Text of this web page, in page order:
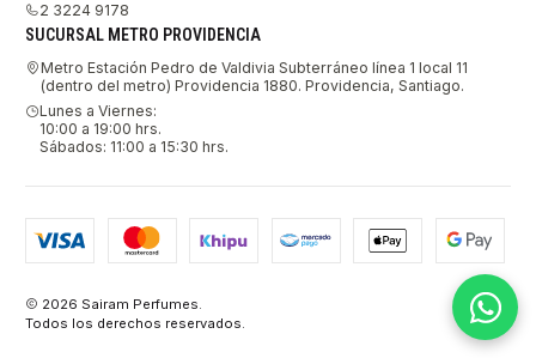
2 3224 9178
SUCURSAL METRO PROVIDENCIA
Metro Estación Pedro de Valdivia Subterráneo línea 1 local 11
(dentro del metro) Providencia 1880. Providencia, Santiago.
Lunes a Viernes:
10:00 a 19:00 hrs.
Sábados: 11:00 a 15:30 hrs.
2026 Sairam Perfumes.
Todos los derechos reservados.